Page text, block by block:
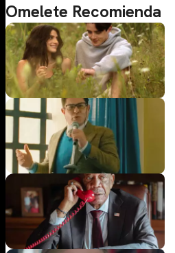
Omelete Recomienda